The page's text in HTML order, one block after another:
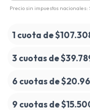
Precio sin impuestos nacionales:
1 cuota de
3 cuotas de
6 cuotas de
9 cuotas de